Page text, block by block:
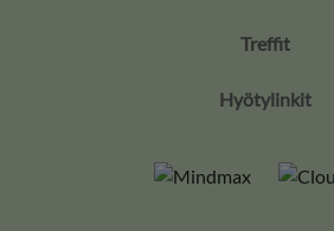
Treffit
Hyötylinkit